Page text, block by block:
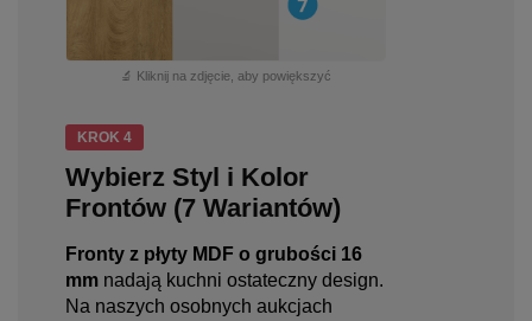
🔬 Kliknij na zdjęcie, aby powiększyć
KROK 4
Wybierz Styl i Kolor
Frontów (7 Wariantów)
Fronty z płyty MDF o grubości 16
mm nadają kuchni ostateczny design.
Na naszych osobnych aukcjach